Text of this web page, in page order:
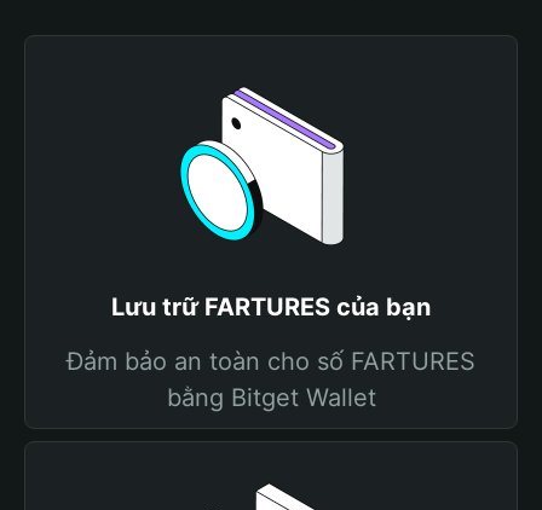
Lưu trữ FARTURES của bạn
Đảm bảo an toàn cho số FARTURES
bằng Bitget Wallet